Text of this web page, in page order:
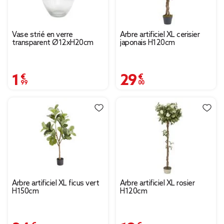
Vase strié en verre
transparent Ø12xH20cm
1,99 €
Arbre artificiel XL cerisier
japonais H120cm
29,00 €
Arbre artificiel XL ficus vert
H150cm
Arbre artificiel XL rosier
H120cm